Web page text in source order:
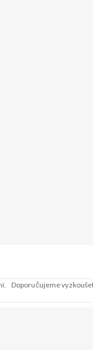
Doporučujeme